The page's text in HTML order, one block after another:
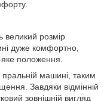
великий розмір
дуже комфортно,
положення.
машині, таким
Завдяки відмінній
зовнішній вигляд